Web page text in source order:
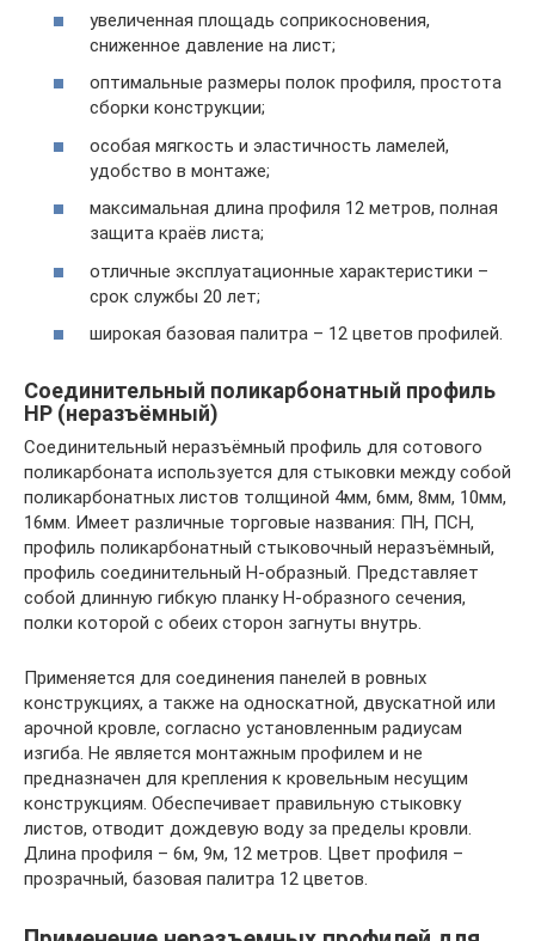
увеличенная площадь соприкосновения,
сниженное давление на лист;
оптимальные размеры полок профиля, простота
сборки конструкции;
особая мягкость и эластичность ламелей,
удобство в монтаже;
максимальная длина профиля 12 метров, полная
защита краёв листа;
отличные эксплуатационные характеристики –
срок службы 20 лет;
широкая базовая палитра – 12 цветов профилей.
Соединительный поликарбонатный профиль
HP (неразъёмный)
Соединительный неразъёмный профиль для сотового
поликарбоната используется для стыковки между собой
поликарбонатных листов толщиной 4мм, 6мм, 8мм, 10мм,
16мм. Имеет различные торговые названия: ПН, ПСН,
профиль поликарбонатный стыковочный неразъёмный,
профиль соединительный Н-образный. Представляет
собой длинную гибкую планку Н-образного сечения,
полки которой с обеих сторон загнуты внутрь.
Применяется для соединения панелей в ровных
конструкциях, а также на односкатной, двускатной или
арочной кровле, согласно установленным радиусам
изгиба. Не является монтажным профилем и не
предназначен для крепления к кровельным несущим
конструкциям. Обеспечивает правильную стыковку
листов, отводит дождевую воду за пределы кровли.
Длина профиля – 6м, 9м, 12 метров. Цвет профиля –
прозрачный, базовая палитра 12 цветов.